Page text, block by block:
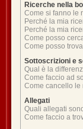
Ricerche nella
Come si fanno le
Perché la mia
Perché la mia
Come posso
Come posso
Sottoscrizioni e
Qual è la
Come faccio ad
Come cancello le
Allegati
Quali allegati
Come faccio a